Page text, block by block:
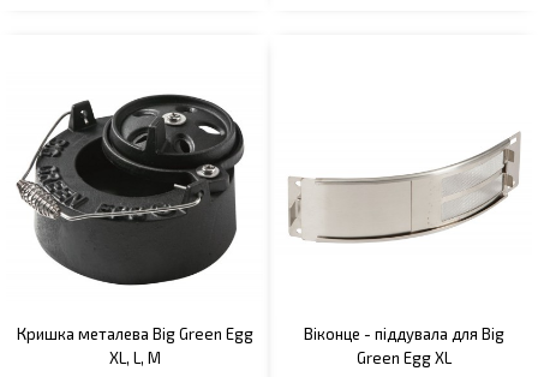
Кришка металева Big Green Egg
XL, L, M
Віконце - піддувала для Big
Green Egg XL